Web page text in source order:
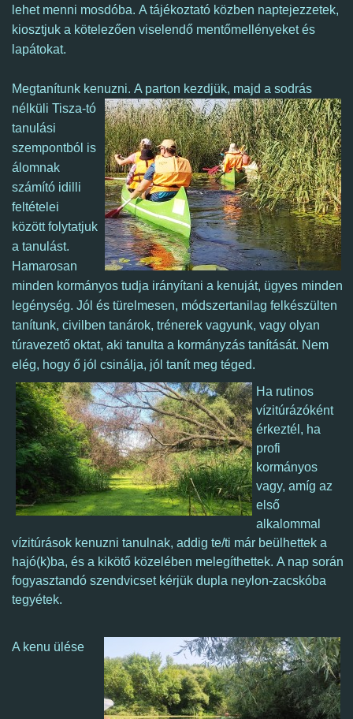
lehet menni mosdóba. A tájékoztató közben naptejezzetek,
kiosztjuk a kötelezően viselendő mentőmellényeket és
lapátokat.
Megtanítunk kenuzni. A parton kezdjük, majd a sodrás
nélküli Tisza-tó
tanulási
szempontból is
álomnak
számító idilli
feltételei
között folytatjuk
a tanulást.
Hamarosan
minden kormányos tudja irányítani a kenuját, ügyes minden
legénység. Jól és türelmesen, módszertanilag felkészülten
tanítunk, civilben tanárok, trénerek vagyunk, vagy olyan
túravezető oktat, aki tanulta a kormányzás tanítását. Nem
elég, hogy ő jól csinálja, jól tanít meg téged.
Ha rutinos
vízitúrázóként
érkeztél, ha
profi
kormányos
vagy, amíg az
első
alkalommal
vízitúrások kenuzni tanulnak, addig te/ti már beülhettek a
hajó(k)ba, és a kikötő közelében melegíthettek. A nap során
fogyasztandó szendvicset kérjük dupla neylon-zacskóba
tegyétek.
A kenu ülése